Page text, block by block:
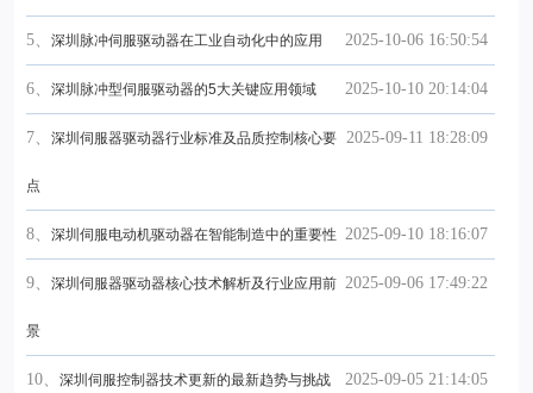
2025-10-06 16:50:54
5、 深圳脉冲伺服驱动器在工业自动化中的应用
2025-10-10 20:14:04
6、 深圳脉冲型伺服驱动器的5大关键应用领域
2025-09-11 18:28:09
7、 深圳伺服器驱动器行业标准及品质控制核心要
点
2025-09-10 18:16:07
8、 深圳伺服电动机驱动器在智能制造中的重要性
2025-09-06 17:49:22
9、 深圳伺服器驱动器核心技术解析及行业应用前
景
2025-09-05 21:14:05
10、 深圳伺服控制器技术更新的最新趋势与挑战